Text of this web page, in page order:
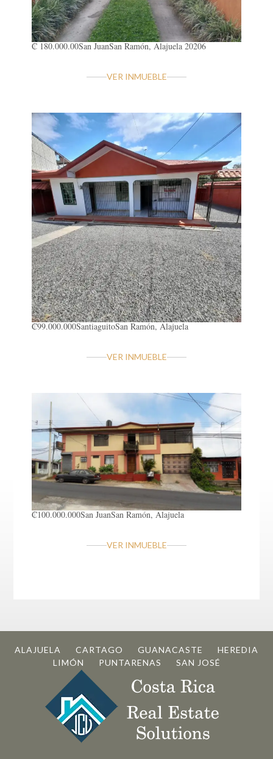
₡ 180.000.00San JuanSan Ramón, Alajuela 20206
VER INMUEBLE
₡99.000.000SantiaguitoSan Ramón, Alajuela
VER INMUEBLE
₡100.000.000San JuanSan Ramón, Alajuela
VER INMUEBLE
ALAJUELA CARTAGO GUANACASTE
HEREDIA
LIMÓN
PUNTARENAS SAN JOSÉ